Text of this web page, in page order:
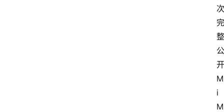
次
完
整
公
开
M
i
M